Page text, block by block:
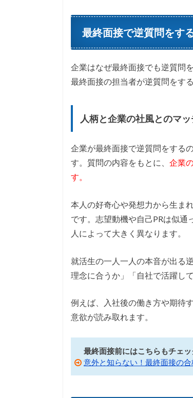
最終面接で逆質問をす
企業はなぜ最終面接でも逆質問
最終面接の担当者が逆質問をす
人柄と企業の社風とのマ
企業が最終面接で逆質問をする
す。質問の内容をもとに、 企業
す。
本人の好奇心や発想力から生ま
です。志望動機や自己PRは似
人によって大きく異なります。
就活生の一人一人の本音が出る
理念に合うか」「自社で活躍し
例えば、入社後の働き方や期待
意欲が読み取れます。
最終面接前にはこちらもチェッ
意外と知らない！最終面接の